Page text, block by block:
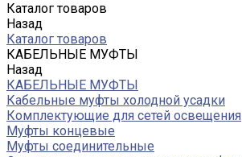
Каталог товаров
Назад
Каталог товаров
КАБЕЛЬНЫЕ МУФТЫ
Назад
КАБЕЛЬНЫЕ МУФТЫ
Кабельные муфты холодной усадки
Комплектующие для сетей освещения
Муфты концевые
Муфты соединительные